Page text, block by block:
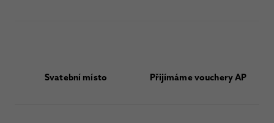
Svatební místo Přijímáme vouchery AP